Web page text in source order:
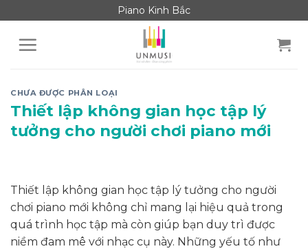
to
content
Piano Kinh Bắc
CHƯA ĐƯỢC PHÂN LOẠI
Thiết lập không gian học tập lý
tưởng cho người chơi piano mới
Thiết lập không gian học tập lý tưởng cho người
chơi piano mới không chỉ mang lại hiệu quả trong
quá trình học tập mà còn giúp bạn duy trì được
niềm đam mê với nhạc cụ này. Những yếu tố như